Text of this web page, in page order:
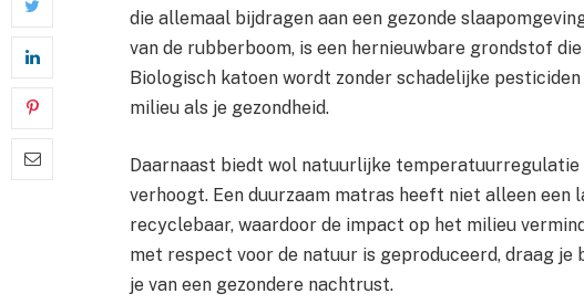
die allemaal bijdragen aan een gezonde
van de rubberboom, is een hernieuwbare grondstof
Biologisch katoen wordt zonder schadelijke
milieu als je gezondheid.
Daarnaast biedt wol natuurlijke
verhoogt. Een duurzaam matras heeft niet alleen een
recyclebaar, waardoor de impact op het milieu
met respect voor de natuur is geproduceerd, draag je
je van een gezondere nachtrust.